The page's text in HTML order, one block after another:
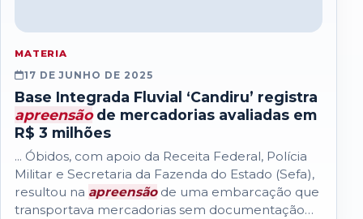
MATERIA
17 DE JUNHO DE 2025
Base Integrada Fluvial ‘Candiru’ registra
apreensãode mercadorias avaliadas em
R$ 3 milhões
... Óbidos, com apoio da Receita Federal, Polícia
Militar e Secretaria da Fazenda do Estado (Sefa),
resultou na apreensãode uma embarcação que
transportava mercadorias sem documentação